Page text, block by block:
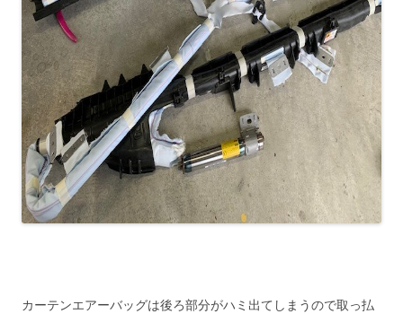
カーテンエアーバッグは後ろ部分がハミ出てしまうので取っ払